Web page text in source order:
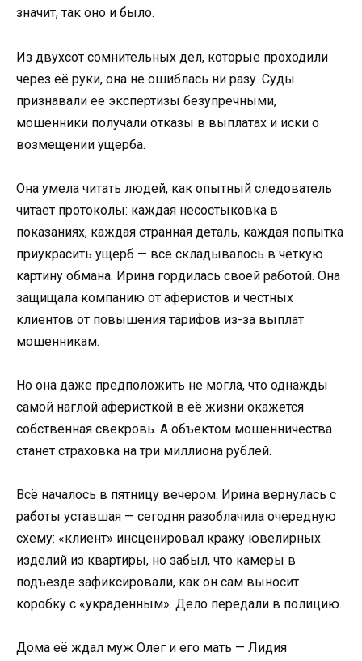
значит, так оно и было.
Из двухсот сомнительных дел, которые проходили
через её руки, она не ошиблась ни разу. Суды
признавали её экспертизы безупречными,
мошенники получали отказы в выплатах и иски о
возмещении ущерба.
Она умела читать людей, как опытный следователь
читает протоколы: каждая несостыковка в
показаниях, каждая странная деталь, каждая попытка
приукрасить ущерб — всё складывалось в чёткую
картину обмана. Ирина гордилась своей работой. Она
защищала компанию от аферистов и честных
клиентов от повышения тарифов из-за выплат
мошенникам.
Но она даже предположить не могла, что однажды
самой наглой аферисткой в её жизни окажется
собственная свекровь. А объектом мошенничества
станет страховка на три миллиона рублей.
Всё началось в пятницу вечером. Ирина вернулась с
работы уставшая — сегодня разоблачила очередную
схему: «клиент» инсценировал кражу ювелирных
изделий из квартиры, но забыл, что камеры в
подъезде зафиксировали, как он сам выносит
коробку с «украденным». Дело передали в полицию.
Дома её ждал муж Олег и его мать — Лидия